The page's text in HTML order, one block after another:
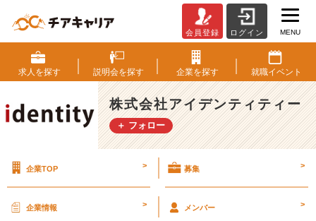
社
の
広
報
ブ
ロ
会
会員登録 ログイン MENU
求人を探す 説明会を探す 企業を探す 就職イベント
株式会社アイデンティティー
＋ フォロー
企業TOP > 募集 >
企業情報 > メンバー >